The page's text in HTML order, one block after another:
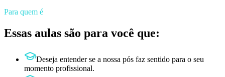
Para quem é
Essas aulas são para você que:
Deseja entender se a nossa pós faz sentido para o seu
momento profissional.